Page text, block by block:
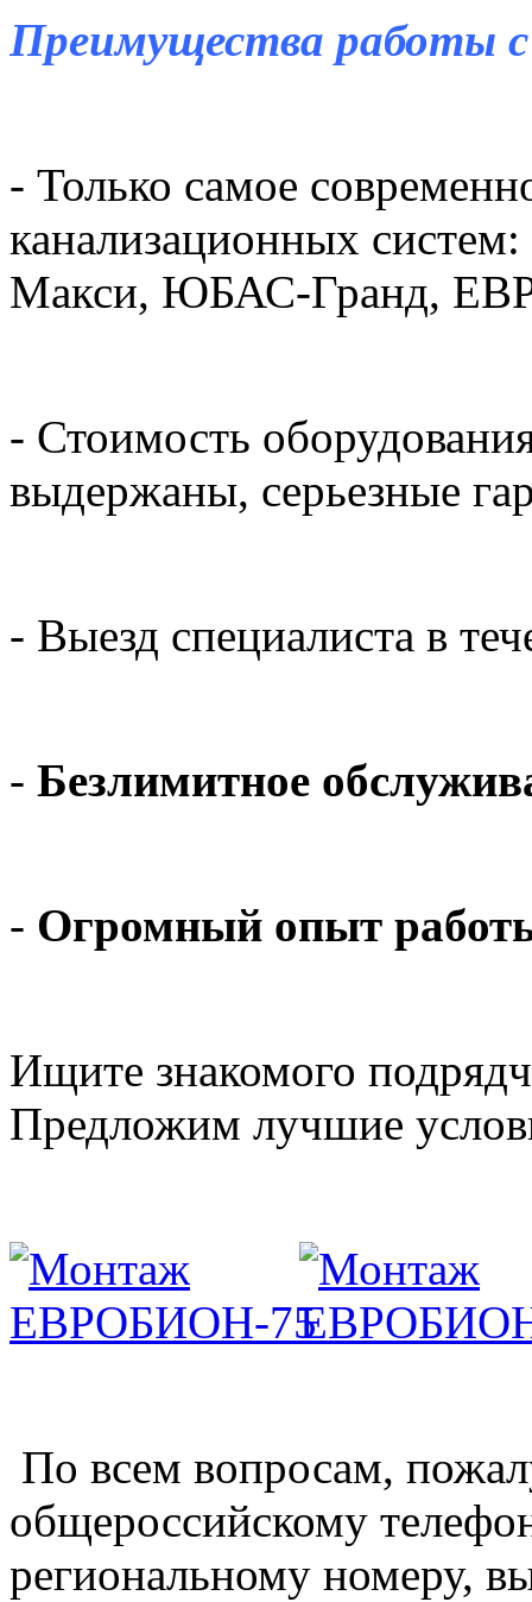
Преимущества работы
- Только самое
канализационных
Макси, ЮБАС-Гранд,
- Стоимость
выдержаны, серьезные
- Выезд специалиста в
- Безлимитное
- Огромный опыт
Ищите знакомого
Предложим лучшие
По всем вопросам,
общероссийскому
региональному номеру,